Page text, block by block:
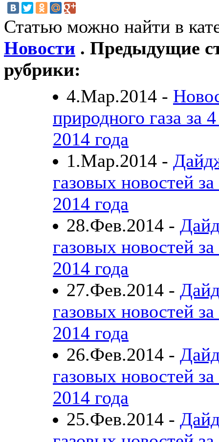
Статью можно найти в
Новости . Предыдущие
рубрики:
4.Мар.2014 -
природного газа за
2014 года
1.Мар.2014 -
газовых новостей
2014 года
28.Фев.2014 -
газовых новостей
2014 года
27.Фев.2014 -
газовых новостей
2014 года
26.Фев.2014 -
газовых новостей
2014 года
25.Фев.2014 -